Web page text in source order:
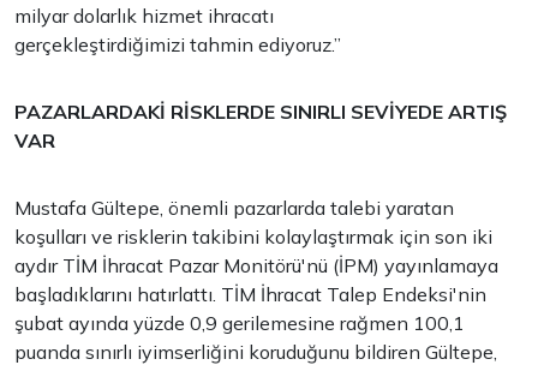
milyar dolarlık hizmet ihracatı
gerçekleştirdiğimizi tahmin ediyoruz.”
PAZARLARDAKİ RİSKLERDE SINIRLI SEVİYEDE ARTIŞ
VAR
Mustafa Gültepe, önemli pazarlarda talebi yaratan
koşulları ve risklerin takibini kolaylaştırmak için son iki
aydır TİM İhracat Pazar Monitörü'nü (İPM) yayınlamaya
başladıklarını hatırlattı. TİM İhracat Talep Endeksi'nin
şubat ayında yüzde 0,9 gerilemesine rağmen 100,1
puanda sınırlı iyimserliğini koruduğunu bildiren Gültepe,